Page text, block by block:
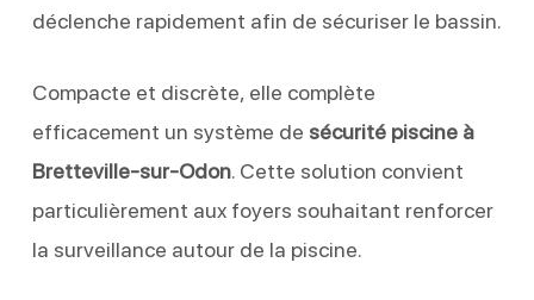
déclenche rapidement afin de sécuriser le bassin.
Compacte et discrète, elle complète
efficacement un système de sécurité piscine à
Bretteville-sur-Odon. Cette solution convient
particulièrement aux foyers souhaitant renforcer
la surveillance autour de la piscine.